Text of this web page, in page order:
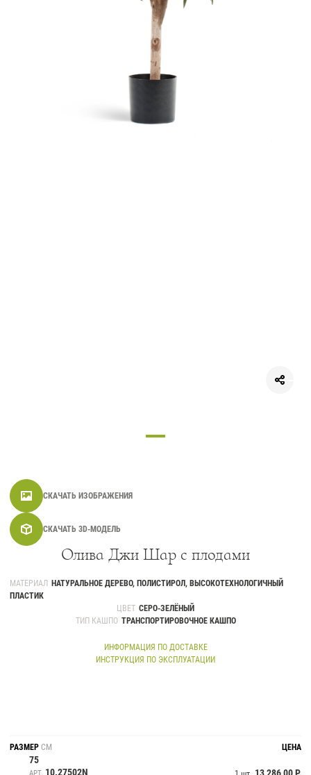
СКАЧАТЬ ИЗОБРАЖЕНИЯ
СКАЧАТЬ 3D-МОДЕЛЬ
Олива Джи Шар с плодами
МАТЕРИАЛ
НАТУРАЛЬНОЕ ДЕРЕВО, ПОЛИСТИРОЛ, ВЫСОКОТЕХНОЛОГИЧНЫЙ
ПЛАСТИК
ЦВЕТ СЕРО-ЗЕЛЁНЫЙ
ТИП КАШПО ТРАНСПОРТИРОВОЧНОЕ КАШПО
ИНФОРМАЦИЯ ПО ДОСТАВКЕ
ИНСТРУКЦИЯ ПО ЭКСПЛУАТАЦИИ
РАЗМЕР СМ ЦЕНА
75
10.27502N